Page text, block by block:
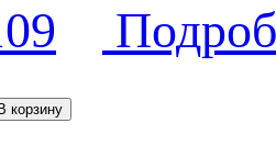
В корзину